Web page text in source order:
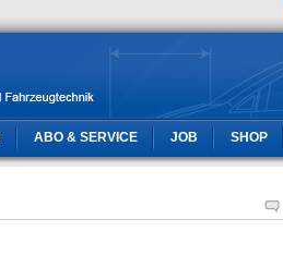
ABO & SERVICE JOB SHOP